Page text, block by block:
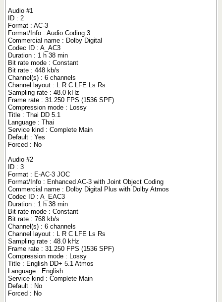
Audio #1
ID : 2
Format : AC-3
Format/Info : Audio Coding 3
Commercial name : Dolby Digital
Codec ID : A_AC3
Duration : 1 h 38 min
Bit rate mode : Constant
Bit rate : 448 kb/s
Channel(s) : 6 channels
Channel layout : L R C LFE Ls Rs
Sampling rate : 48.0 kHz
Frame rate : 31.250 FPS (1536 SPF)
Compression mode : Lossy
Title : Thai DD 5.1
Language : Thai
Service kind : Complete Main
Default : Yes
Forced : No
Audio #2
ID : 3
Format : E-AC-3 JOC
Format/Info : Enhanced AC-3 with Joint Object Coding
Commercial name : Dolby Digital Plus with Dolby Atmos
Codec ID : A_EAC3
Duration : 1 h 38 min
Bit rate mode : Constant
Bit rate : 768 kb/s
Channel(s) : 6 channels
Channel layout : L R C LFE Ls Rs
Sampling rate : 48.0 kHz
Frame rate : 31.250 FPS (1536 SPF)
Compression mode : Lossy
Title : English DD+ 5.1 Atmos
Language : English
Service kind : Complete Main
Default : No
Forced : No